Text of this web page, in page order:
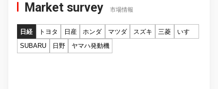
Market survey 市場情報
日経 トヨタ 日産 ホンダ マツダ スズキ 三菱
いすゞ
SUBARU
日野 ヤマハ発動機